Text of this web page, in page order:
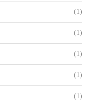
(1)
(1)
(1)
(1)
(1)